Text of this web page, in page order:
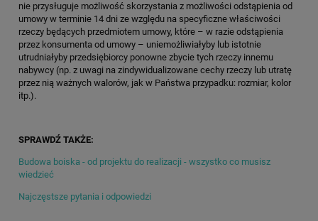
nie przysługuje możliwość skorzystania z możliwości odstąpienia od
umowy w terminie 14 dni ze względu na specyficzne właściwości
rzeczy będących przedmiotem umowy, które – w razie odstąpienia
przez konsumenta od umowy – uniemożliwiałyby lub istotnie
utrudniałyby przedsiębiorcy ponowne zbycie tych rzeczy innemu
nabywcy (np. z uwagi na zindywidualizowane cechy rzeczy lub utratę
przez nią ważnych walorów, jak w Państwa przypadku: rozmiar, kolor
itp.).
SPRAWDŹ TAKŻE:
Budowa boiska - od projektu do realizacji - wszystko co musisz
wiedzieć
Najczęstsze pytania i odpowiedzi